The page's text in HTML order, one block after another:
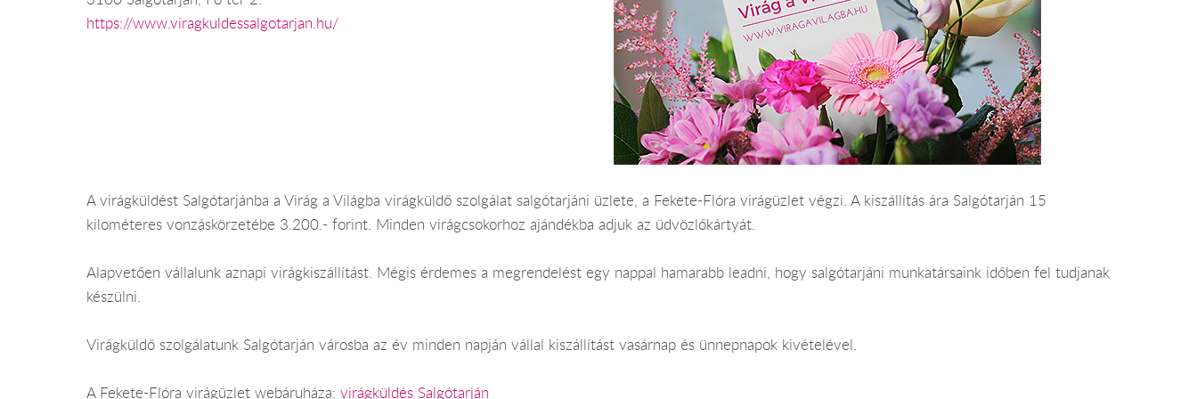
https://www.viragkuldessalgotarjan.hu/
A virágküldést Salgótarjánba a Virág a Világba virágküldő szolgálat salgótarjáni üzlete, a Fekete-Flóra virágüzlet végzi. A kiszállítás ára Salgótarján 15
kilométeres vonzáskörzetébe 3.200.- forint. Minden virágcsokorhoz ajándékba adjuk az üdvözlőkártyát.
Alapvetően vállalunk aznapi virágkiszállítást. Mégis érdemes a megrendelést egy nappal hamarabb leadni, hogy salgótarjáni munkatársaink időben fel tudjanak
készülni.
Virágküldő szolgálatunk Salgótarján városba az év minden napján vállal kiszállítást vasárnap és ünnepnapok kivételével.
A Fekete-Flóra virágüzlet webáruháza: virágküldés Salgótarján